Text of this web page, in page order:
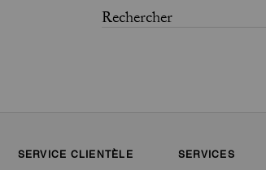
SERVICE CLIENTÈLE SERVICES